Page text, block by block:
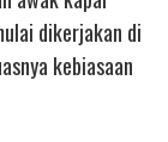
dikerjakan di
kebiasaan